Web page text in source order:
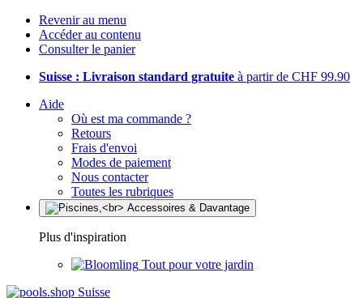
Revenir au menu
Accéder au contenu
Consulter le panier
Suisse : Livraison standard gratuite à partir de CHF 99.90
Aide
Où est ma commande ?
Retours
Frais d'envoi
Modes de paiement
Nous contacter
Toutes les rubriques
Plus d'inspiration
Tout pour votre jardin